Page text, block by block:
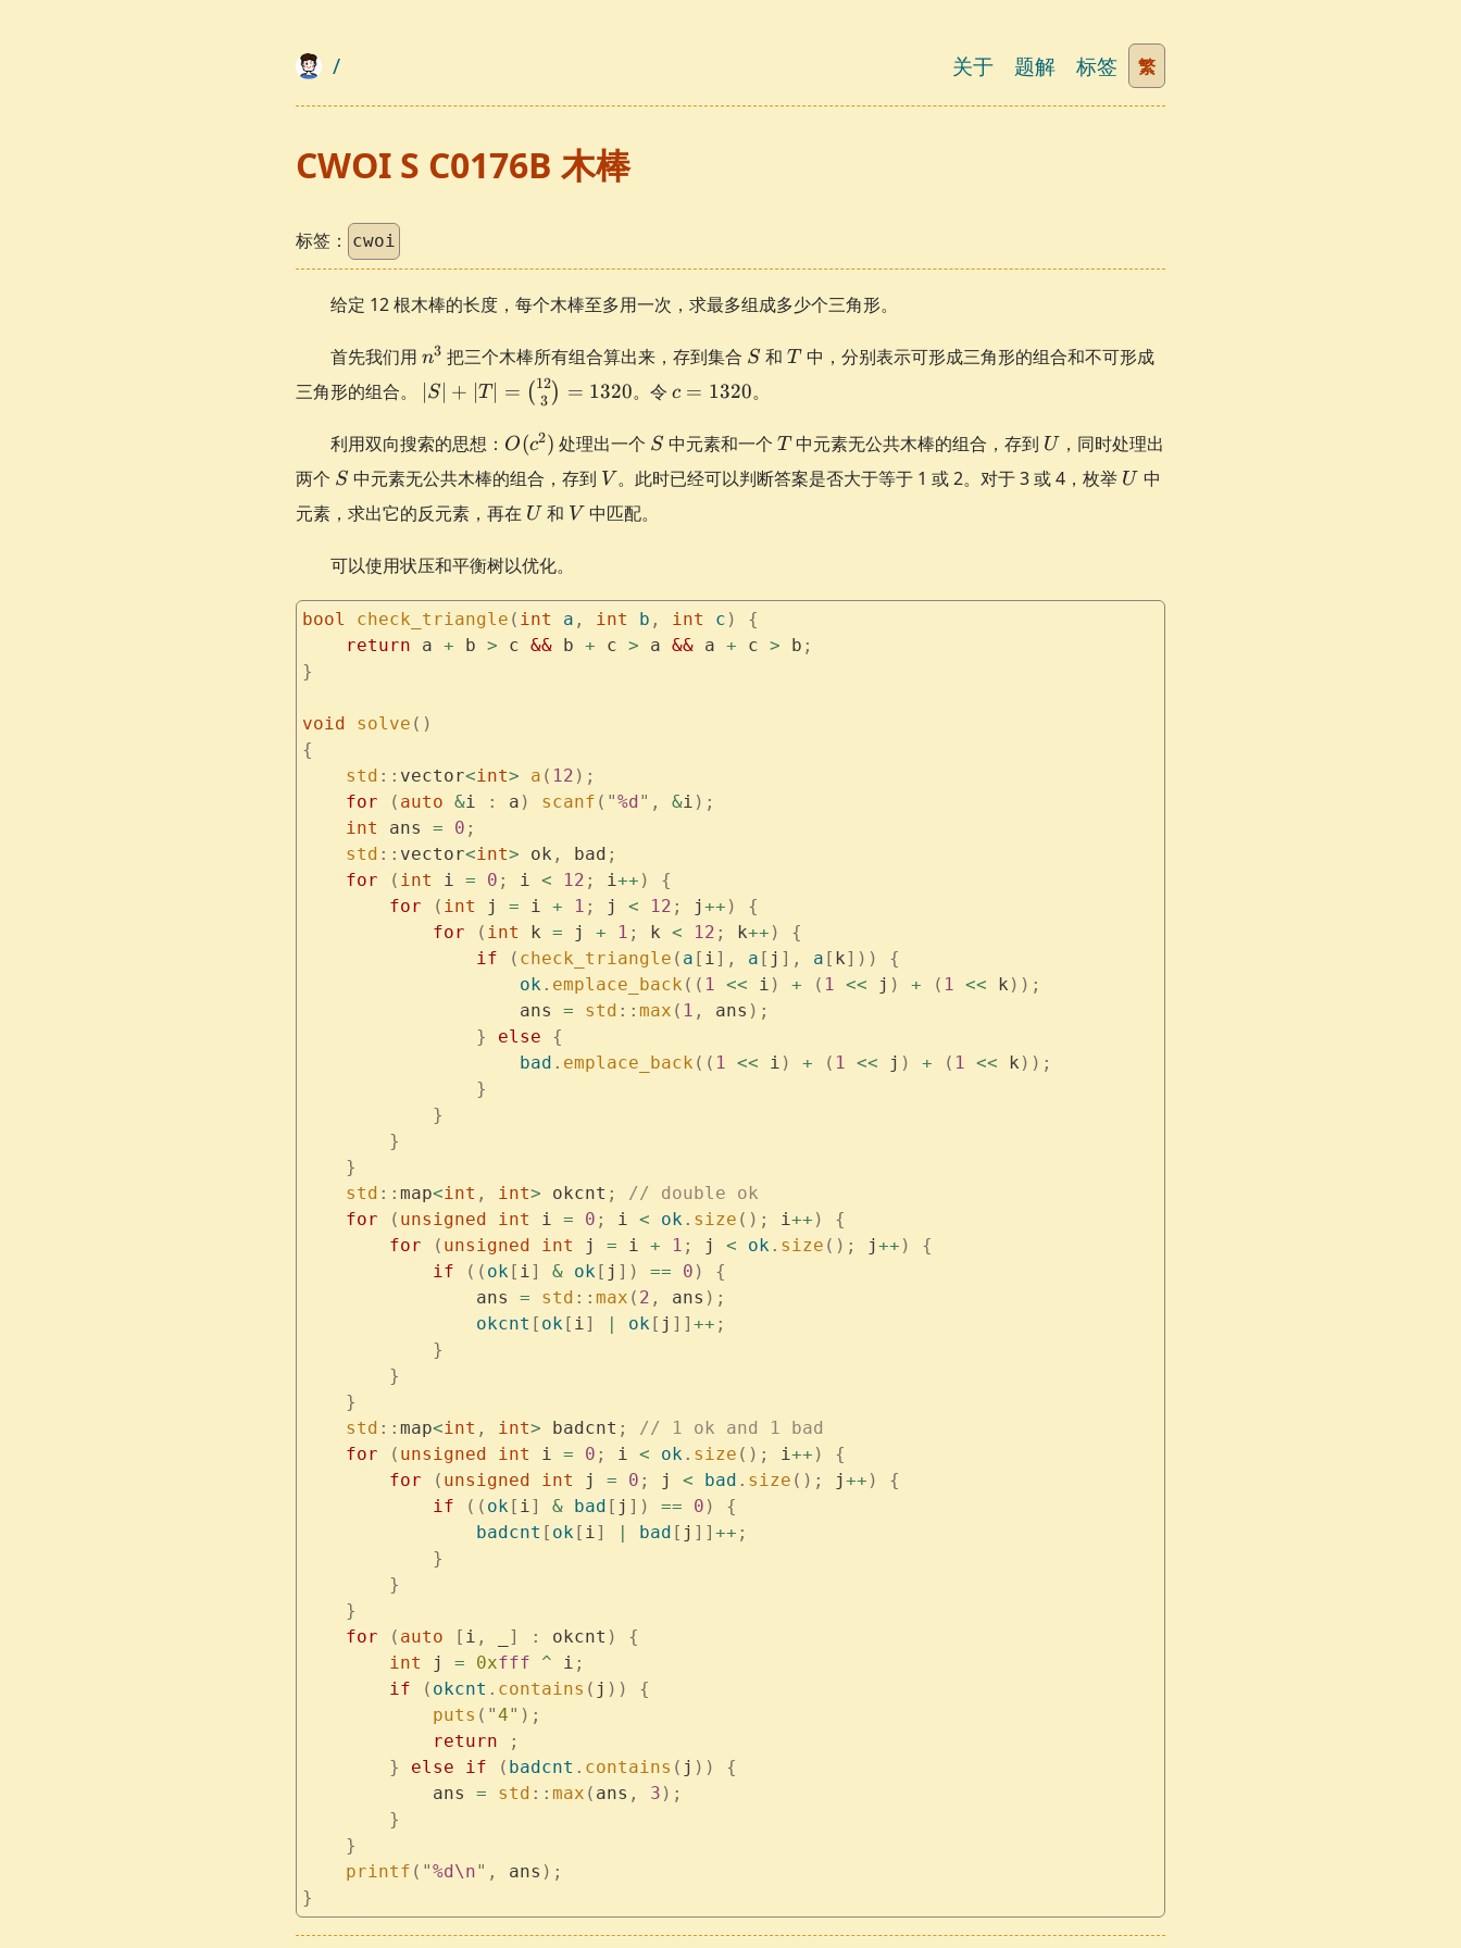
/ 关于 题解 标签 繁
CWOI S C0176B 木棒
标签： cwoi
给定 12 根木棒的长度，每个木棒至多用一次，求最多组成多少个三角形。
首先我们用 n^3
n3 把三个木棒所有组合算出来，存到集合 S
S 和T
T中，分别表示可形成三角形的组合和不可形成
三角形的组合。 |S| + |T| =
\binom{12}
{3} = 1320
S + T ∣ = ( 3
12) = 1320。令 c =
c = 1320。
利用双向搜索的思想： O(c^2)
O(c2) 处理出一个 S
S 中元素和一个 T
T 中元素无公共木棒的组合，存到 U
U ，同时处理出
两个 S
S 中元素无公共木棒的组合，存到 V
V 。此时已经可以判断答案是否大于等于 1 或 2。对于 3 或 4，枚举 U
U 中
元素，求出它的反元素，再在 U
U 和 V
V 中匹配。
可以使用状压和平衡树以优化。
bool check_triangle ( int a , int b , int c )
{
    return
a + b > c && b + c > a && a + c > b ;
}
void solve ()
{
    std
:: vector<int> a ( 12 );
    for
( auto &i : a ) scanf ( "%d" , &i );
    int
ans = 0 ;
    std
:: vector<int> ok , bad ;
    for
( int i = 0 ; i < 12 ; i++ )
{
        for
( int j = i + 1 ; j < 12 ; j++ )
{
            for
( int k = j + 1 ; k < 12 ; k++ )
{
                if
( check_triangle ( a [ i], a [ j ], a [ k]))
{
                    ok
. emplace_back (( 1 << i ) + ( 1 << j ) + ( 1 << k ));
                    ans
= std :: max ( 1 , ans );
                }
else {
                    bad
. emplace_back (( 1 << i ) + ( 1 << j ) + ( 1 << k ));
                }
            }
        }
    }
    std
:: map<int , int> okcnt ;
// double ok
    for
( unsigned int i = 0 ; i < ok. size (); i++ )
{
        for
( unsigned int j = i + 1 ; j < ok. size (); j++ )
{
            if
(( ok[ i] & ok[ j ]) == 0 )
{
                ans
= std :: max ( 2 , ans );
                okcnt
[ ok[ i] | ok[ j ]] ++ ;
            }
        }
    }
    std
:: map<int , int> badcnt ;
// 1 ok and 1 bad
    for
( unsigned int i = 0 ; i < ok. size (); i++ )
{
        for
( unsigned int j = 0 ; j < bad . size (); j++ )
{
            if
(( ok[ i] & bad [ j ]) == 0 )
{
                badcnt
[ ok[ i] | bad [ j ]] ++ ;
            }
        }
    }
    for
( auto [ i , ] : okcnt )
{
        int
j = 0xfff ^ i ;
        if
( okcnt . contains ( j ))
{
            puts
( "4" );
            return
;
        }
else if ( badcnt . contains ( j ))
{
            ans
= std :: max ( ans , 3 );
        }
    }
    printf
( "%d\n" , ans );
}